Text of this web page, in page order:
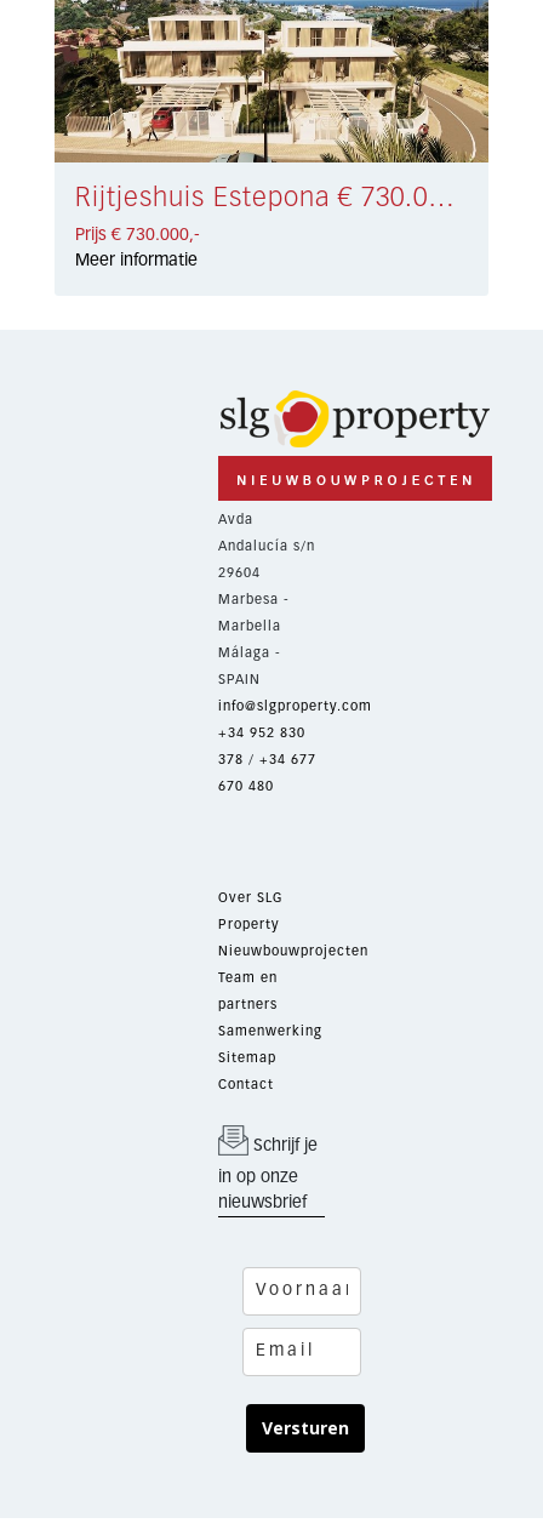
Rijtjeshuis Estepona € 730.000,-
Prijs € 730.000,-
Meer informatie
Avda
Andalucía s/n
29604
Marbesa -
Marbella
Málaga -
SPAIN
info@slgproperty.com
+34 952 830
378 / +34 677
670 480
Over SLG
Property
Nieuwbouwprojecten
Team en
partners
Samenwerking
Sitemap
Contact
Schrijf je
in op onze
nieuwsbrief
Versturen